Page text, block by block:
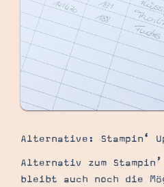
Alternative: Stampin‘
Alternativ zum
bleibt auch noch die